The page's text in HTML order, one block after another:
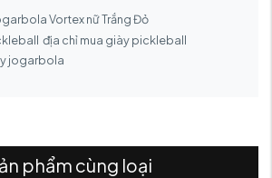
Vortex nữ Trắng Đỏ
địa chỉ mua giày pickleball
jogarbola
phẩm cùng loại